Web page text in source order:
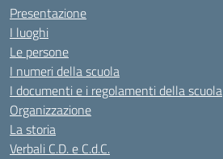
Presentazione
I luoghi
Le persone
I numeri della scuola
I documenti e i regolamenti della scuola
Organizzazione
La storia
Verbali C.D. e C.d.C.